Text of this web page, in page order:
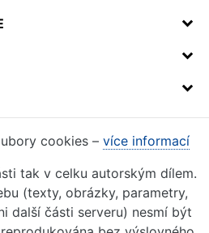
cookies – více informací
tak v celku autorským dílem.
(texty, obrázky, parametry,
další části serveru) nesmí být